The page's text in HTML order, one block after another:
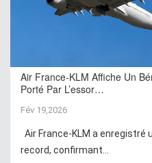
Air France-KLM Affiche Un
Porté Par L’essor…
Fév 19,2026
Air France-KLM a enregistré
record, confirmant...